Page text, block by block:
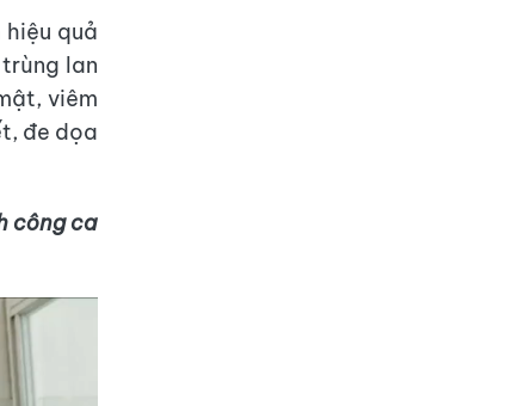
quả
lan
viêm
đe dọa
công ca